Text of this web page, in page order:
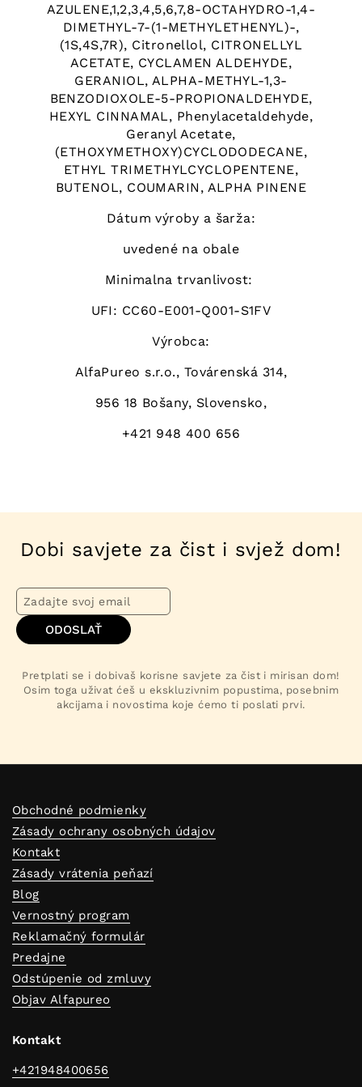
AZULENE,1,2,3,4,5,6,7,8-OCTAHYDRO-1,4-
DIMETHYL-7-(1-METHYLETHENYL)-,
(1S,4S,7R), Citronellol, CITRONELLYL
ACETATE, CYCLAMEN ALDEHYDE,
GERANIOL, ALPHA-METHYL-1,3-
BENZODIOXOLE-5-PROPIONALDEHYDE,
HEXYL CINNAMAL, Phenylacetaldehyde,
Geranyl Acetate,
(ETHOXYMETHOXY)CYCLODODECANE,
ETHYL TRIMETHYLCYCLOPENTENE,
BUTENOL, COUMARIN, ALPHA PINENE
Dátum výroby a šarža:
uvedené na obale
Minimalna trvanlivost:
UFI: CC60-E001-Q001-S1FV
Výrobca:
AlfaPureo s.r.o., Továrenská 314,
956 18 Bošany, Slovensko,
+421 948 400 656
Dobi savjete za čist i svjež dom!
ODOSLAŤ
Pretplati se i dobivaš korisne savjete za čist i mirisan dom!
Osim toga uživat ćeš u ekskluzivnim popustima, posebnim
akcijama i novostima koje ćemo ti poslati prvi.
Obchodné podmienky
Zásady ochrany osobných údajov
Kontakt
Zásady vrátenia peňazí
Blog
Vernostný program
Reklamačný formulár
Predajne
Odstúpenie od zmluvy
Objav Alfapureo
Kontakt
+421948400656